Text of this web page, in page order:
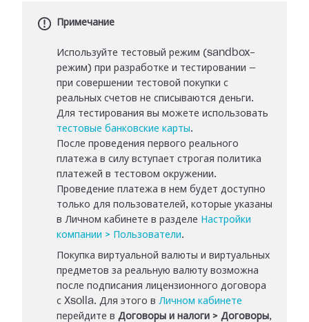
Примечание
Используйте тестовый режим (sandbox-
режим) при разработке и тестировании —
при совершении тестовой покупки с
реальных счетов не списываются деньги.
Для тестирования вы можете использовать
тестовые банковские карты.
После проведения первого реального
платежа в силу вступает строгая политика
платежей в тестовом окружении.
Проведение платежа в нем будет доступно
только для пользователей, которые указаны
в Личном кабинете в разделе Настройки
компании > Пользователи.
Покупка виртуальной валюты и виртуальных
предметов за реальную валюту возможна
после подписания лицензионного договора
с Xsolla. Для этого в Личном кабинете
перейдите в Договоры и налоги > Договоры,